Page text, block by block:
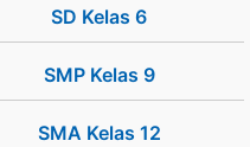
SD Kelas 6
SMP Kelas 9
SMA Kelas 12